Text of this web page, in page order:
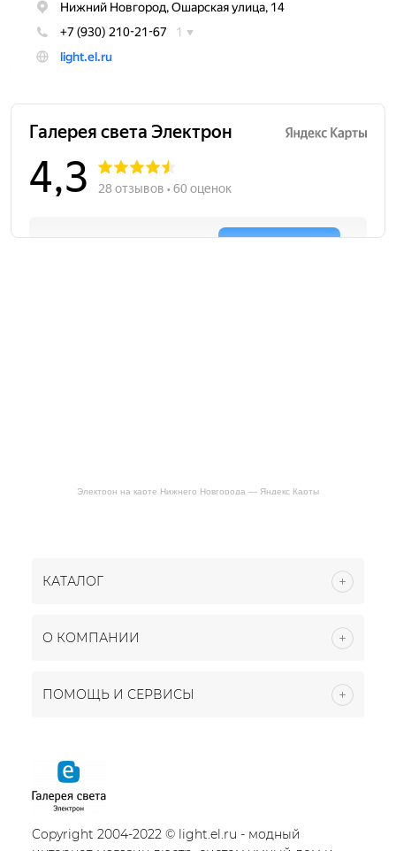
Электрон на карте Нижнего Новгорода — Яндекс Карты
КАТАЛОГ
О КОМПАНИИ
ПОМОЩЬ И СЕРВИСЫ
Copyright 2004-2022 © light.el.ru - модный